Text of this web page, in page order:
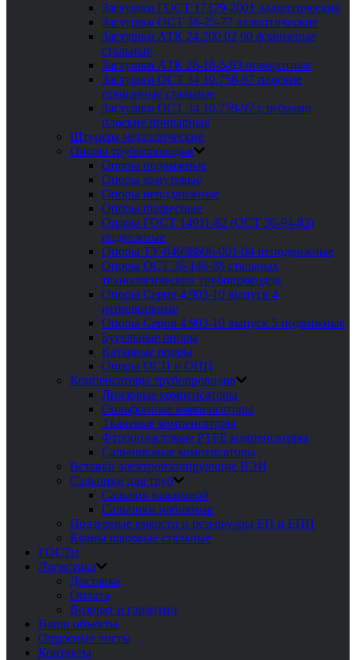
Заглушки ГОСТ 17379-2001 эллиптические
Заглушки ОСТ 36-25-77 эллиптические
Заглушки АТК 24.200 02 90 фланцевые
стальные
Заглушки АТК 26-18-5-93 поворотные
Заглушки ОСТ 34 10.758-97 плоские
приварные стальные
Заглушки ОСТ 34 10.759-97 с ребрами
плоские приварные
Штуцера металлические
Опоры трубопроводов
Опоры подвижные
Опоры хомутовые
Опоры неподвижные
Опоры подвесные
Опоры ГОСТ 14911-82 (ОСТ 36-94-83)
подвижные
Опоры ТУ-04698606-001-04 неподвижные
Опоры ОСТ 36-146-88 стальных
технологических трубопроводов
Опоры Серия 4.903-10 выпуск 4
неподвижные
Опоры Серия 4.903-10 выпуск 5 подвижные
Бугельные опоры
Катковые опоры
Опоры ОСП и ОПП
Компенсаторы трубопроводов
Линзовые компенсаторы
Сильфонные компенсаторы
Тканевые компенсаторы
Фторопластовые PTFE компенсаторы
Сальниковые компенсаторы
Вставки электроизолирующие ВЭИ
Сальники для труб
Сальник нажимной
Сальники набивные
Подземные емкости и резервуары ЕП и ЕПП
Краны шаровые стальные
ГОСТы
Логистика
Доставка
Оплата
Возврат и гарантии
Наши объекты
Опросные листы
Контакты